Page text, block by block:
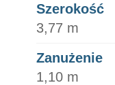
Szerokość
3,77 m
Zanużenie
1,10 m